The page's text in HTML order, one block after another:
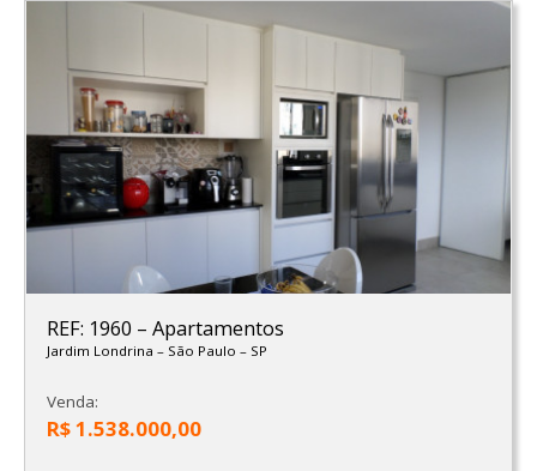
REF: 1960 – Apartamentos
Jardim Londrina – São Paulo – SP
Venda:
R$ 1.538.000,00